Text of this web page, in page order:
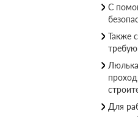
С
Также
Для